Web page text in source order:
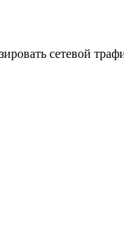
сетевой